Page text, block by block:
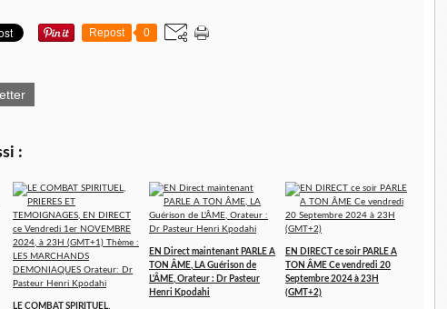
Repost 0
:
LE COMBAT SPIRITUEL,
EN Direct maintenant PARLE A
TON ÂME, LA Guérison de
L'ÂME, Orateur : Dr Pasteur
Henri Kpodahi
EN DIRECT ce soir PARLE A
TON ÂME Ce vendredi 20
Septembre 2024 à 23H
(GMT+2)